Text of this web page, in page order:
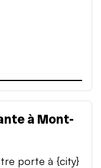
à Mont-
porte à {city}